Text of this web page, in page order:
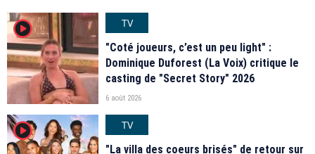
player2
TV
"Coté joueurs, c’est un peu light" :
Dominique Duforest (La Voix) critique le
casting de "Secret Story" 2026
6 août 2026
player2
TV
"La villa des coeurs brisés" de retour sur